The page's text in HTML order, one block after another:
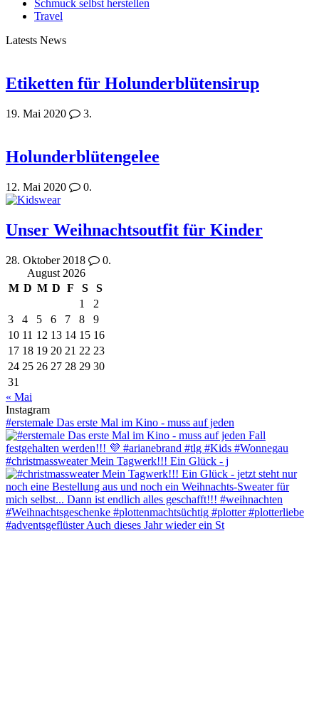
Schmuck selbst herstellen
Travel
Latests News
Etiketten für Holunderblütensirup
19. Mai 2020 3.
Holunderblütengelee
12. Mai 2020 0.
Unser Weihnachtsoutfit für Kinder
28. Oktober 2018
0.
August 2026
M D M D F S
S
1
2
3
4 5 6 7 8
9
10 11 12 13 14 15 16
17 18 19 20 21 22 23
24 25 26 27 28 29 30
31
« Mai
Instagram
#erstemale Das erste Mal im Kino - muss auf jeden
#christmassweater Mein Tagwerk!!! Ein Glück - j
#adventsgeflüster Auch dieses Jahr wieder ein St